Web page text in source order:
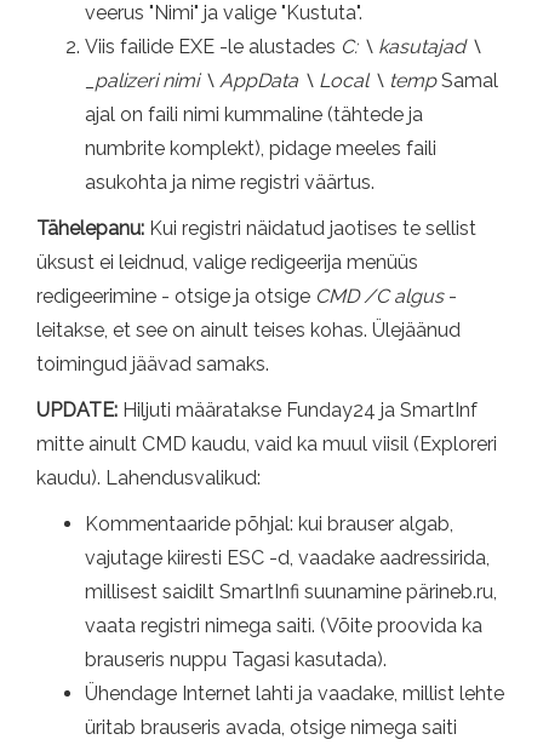
veerus "Nimi" ja valige "Kustuta".
Viis failide EXE -le alustades C: \ kasutajad \
_palizeri nimi \ AppData \ Local \ tempSamal
ajal on faili nimi kummaline (tähtede ja
numbrite komplekt), pidage meeles faili
asukohta ja nime registri väärtus.
Tähelepanu: Kui registri näidatud jaotises te sellist
üksust ei leidnud, valige redigeerija menüüs
redigeerimine - otsige ja otsige CMD /C algus-
leitakse, et see on ainult teises kohas. Ülejäänud
toimingud jäävad samaks.
UPDATE: Hiljuti määratakse Funday24 ja SmartInf
mitte ainult CMD kaudu, vaid ka muul viisil (Exploreri
kaudu). Lahendusvalikud:
Kommentaaride põhjal: kui brauser algab,
vajutage kiiresti ESC -d, vaadake aadressirida,
millisest saidilt SmartInfi suunamine pärineb.ru,
vaata registri nimega saiti. (Võite proovida ka
brauseris nuppu Tagasi kasutada).
Ühendage Internet lahti ja vaadake, millist lehte
üritab brauseris avada, otsige nimega saiti